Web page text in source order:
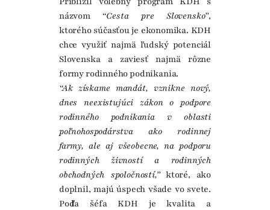
názvom “Cesta pre Slovensko”,
ktorého súčasťou je ekonomika. KDH
chce využiť najmä ľudský potenciál
Slovenska a zaviesť najmä rôzne
formy rodinného podnikania.
“Ak získame mandát, vznikne nový,
dnes neexistujúci zákon o podpore
rodinného podnikania v oblasti
poľnohospodárstva ako rodinnej
farmy, ale aj všeobecne, na podporu
rodinných živností a rodinných
obchodných spoločností,”ktoré, ako
doplnil, majú úspech všade vo svete.
Podľa šéfa KDH je kvalita a